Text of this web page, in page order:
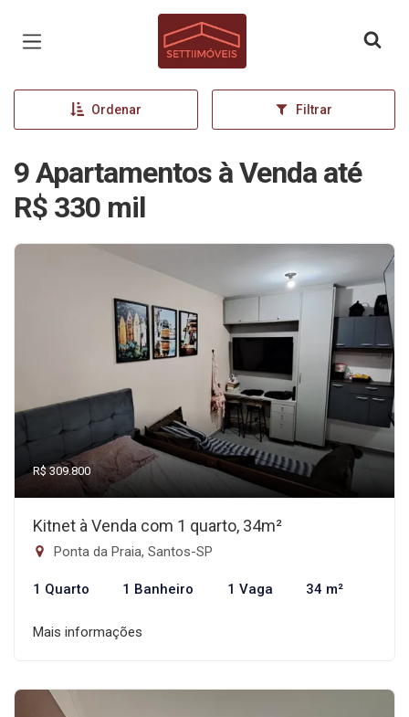
Página inicial
Ordenar Filtrar
9 Apartamentos à Venda até
R$ 330 mil
R$ 309.800
Kitnet à Venda com 1 quarto, 34m²
Ponta da Praia, Santos-SP
1 Quarto 1 Banheiro 1 Vaga 34 m²
Mais informações